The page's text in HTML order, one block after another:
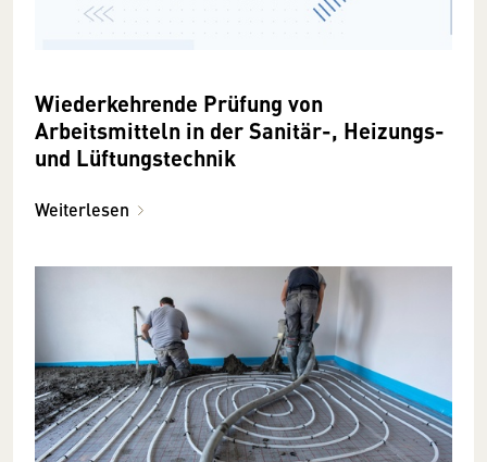
Wiederkehrende Prüfung von
Arbeitsmitteln in der Sanitär-, Heizungs-
und Lüftungstechnik
Weiterlesen